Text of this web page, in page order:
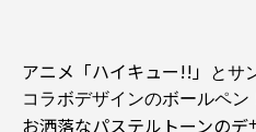
アニメ「ハイキュー!!」
とサ
コラボデザインのボールペン
お洒落なパステルトーンの